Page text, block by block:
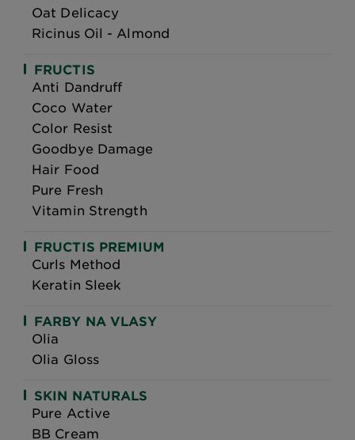
Oat Delicacy
Ricinus Oil - Almond
FRUCTIS
Anti Dandruff
Coco Water
Color Resist
Goodbye Damage
Hair Food
Pure Fresh
Vitamin Strength
FRUCTIS PREMIUM
Curls Method
Keratin Sleek
FARBY NA VLASY
Olia
Olia Gloss
SKIN NATURALS
Pure Active
BB Cream